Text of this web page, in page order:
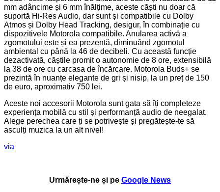
mm adâncime și 6 mm înălțime, aceste căști nu doar că
suportă Hi-Res Audio, dar sunt și compatibile cu Dolby
Atmos și Dolby Head Tracking, desigur, în combinație cu
dispozitivele Motorola compatibile. Anularea activă a
zgomotului este și ea prezentă, diminuând zgomotul
ambiental cu până la 46 de decibeli. Cu această funcție
dezactivată, căștile promit o autonomie de 8 ore, extensibilă
la 38 de ore cu carcasa de încărcare. Motorola Buds+ se
prezintă în nuanțe elegante de gri și nisip, la un preț de 150
de euro, aproximativ 750 lei.
Aceste noi accesorii Motorola sunt gata să îți completeze
experiența mobilă cu stil și performanță audio de neegalat.
Alege perechea care ți se potrivește și pregătește-te să
asculți muzica la un alt nivel!
via
Urmărește-ne și pe Google News